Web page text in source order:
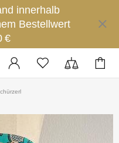
innerhalb
Bestellwert
€